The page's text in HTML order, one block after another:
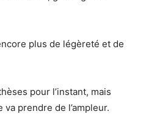
plus de légèreté et de
pour l’instant, mais
prendre de l’ampleur.